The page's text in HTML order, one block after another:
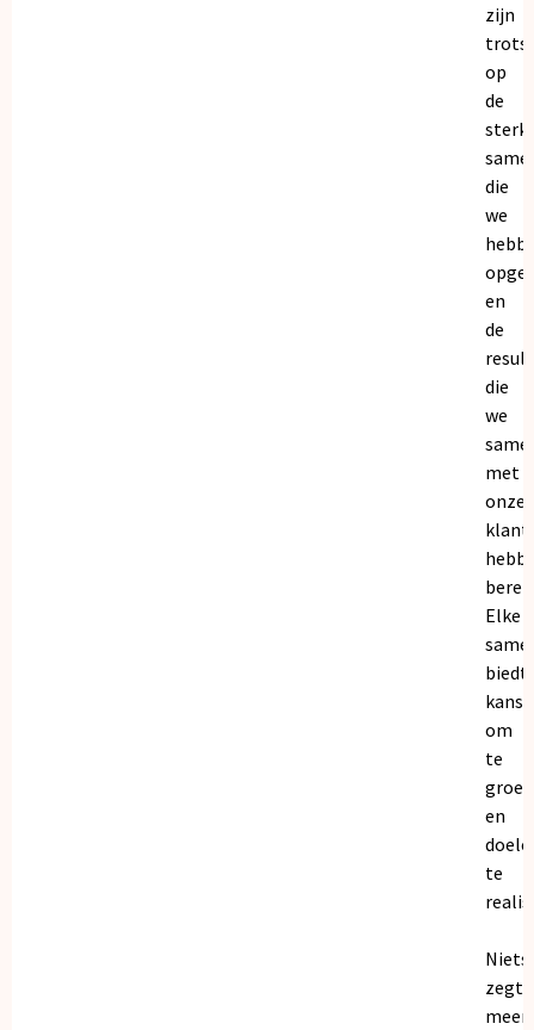
zijn
trots
op
de
die
we
en
de
die
we
met
onze
Elke
biedt
om
te
en
te
Niets
zegt
meer